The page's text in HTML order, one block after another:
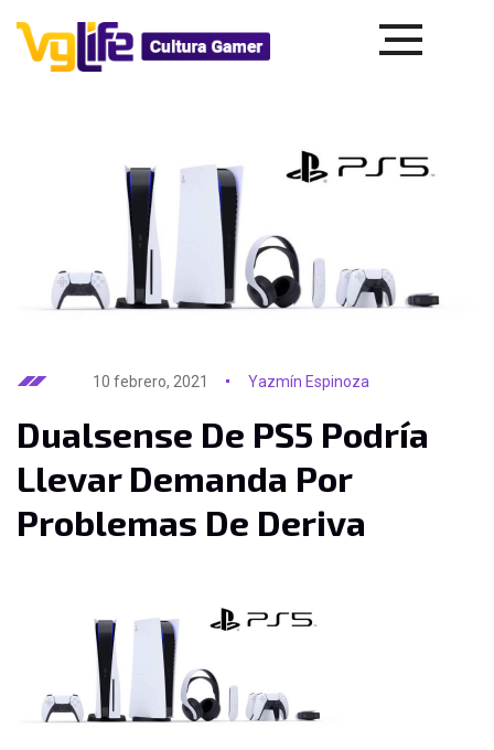
10 febrero, 2021 Yazmín Espinoza
Dualsense De PS5 Podría
Llevar Demanda Por
Problemas De Deriva